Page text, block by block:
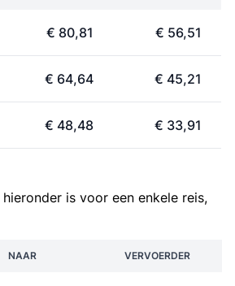
€ 80,81 € 56,51
€ 64,64 € 45,21
€ 48,48 € 33,91
is voor een enkele reis,
NAAR VERVOERDER